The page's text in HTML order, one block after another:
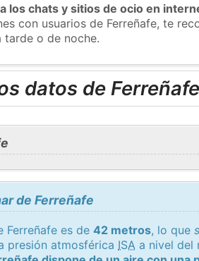
los chats y sitios de ocio en
con usuarios de Ferreñafe, te
tarde o de noche.
datos de Ferreñafe
de Ferreñafe
Ferreñafe es de42 metros, lo que
presión atmosférica ISA a nivel del